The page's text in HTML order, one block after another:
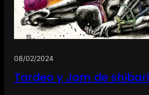
08/02/2024
Tardeo y Jam de shibari